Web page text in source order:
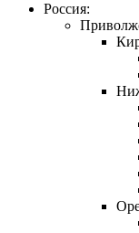
Россия: